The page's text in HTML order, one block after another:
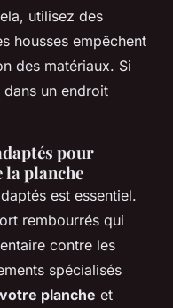
utilisez des
housses empêchent
des matériaux. Si
un endroit
pour
la planche
est essentiel.
rembourrés qui
contre les
spécialisés
planche et